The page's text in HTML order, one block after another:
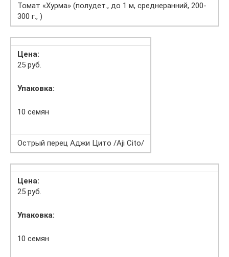
Томат «Хурма» (полудет., до 1 м, среднеранний, 200-
300 г., )
Цена:
25 руб.
Упаковка:
10 семян
Острый перец Аджи Цито /Aji Cito/
Цена:
25 руб.
Упаковка:
10 семян